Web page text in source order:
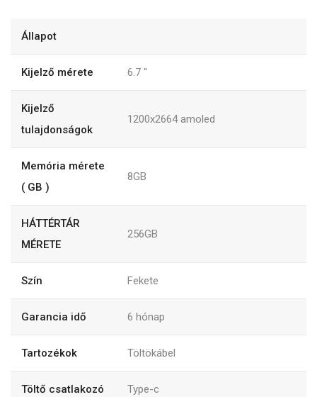
Állapot
Kijelző mérete 6.7 "
Kijelző
tulajdonságok
1200x2664 amoled
Memória mérete
( GB )
8GB
HÁTTÉRTÁR
MÉRETE
256GB
Szín Fekete
Garancia idő 6 hónap
Tartozékok Töltökábel
Töltő csatlakozó Type-c